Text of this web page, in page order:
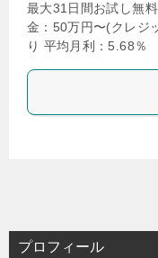
最大31日間お試し無
金：50万円〜(クレジ
り 平均月利：5.68
プロフィール